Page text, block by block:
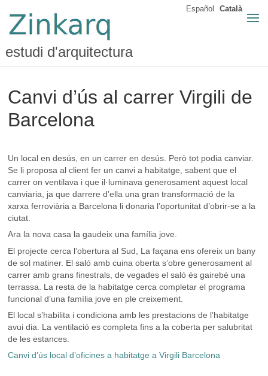
Español Català
estudi d'arquitectura
Canvi d’ús al carrer Virgili de
Barcelona
Un local en desús, en un carrer en desús. Però tot podia canviar.
Se li proposa al client fer un canvi a habitatge, sabent que el
carrer on ventilava i que il·luminava generosament aquest local
canviaria, ja que darrere d’ella una gran transformació de la
xarxa ferroviària a Barcelona li donaria l’oportunitat d’obrir-se a la
ciutat.
Ara la nova casa la gaudeix una família jove.
El projecte cerca l’obertura al Sud, La façana ens ofereix un bany
de sol matiner. El saló amb cuina oberta s’obre generosament al
carrer amb grans finestrals, de vegades el saló és gairebé una
terrassa. La resta de la habitatge cerca completar el programa
funcional d’una família jove en ple creixement.
El local s’habilita i condiciona amb les prestacions de l’habitatge
avui dia. La ventilació es completa fins a la coberta per salubritat
de les estances.
Canvi d’ús local d’oficines a habitatge a Virgili Barcelona